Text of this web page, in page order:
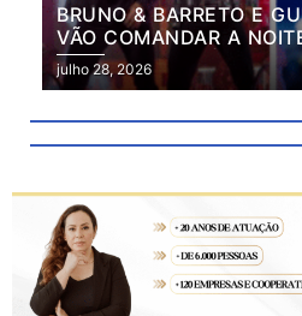
BRUNO & BARRETO E
VÃO COMANDAR A
2ª EXPO MARILÂNDIA
julho 28, 2026